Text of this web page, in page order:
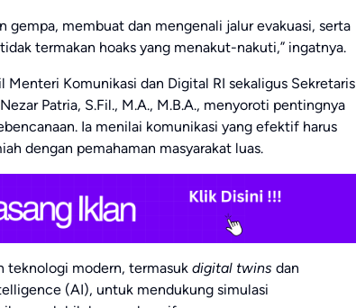
gempa, membuat dan mengenali jalur evakuasi, serta
termakan hoaks yang menakut-nakuti,” ingatnya.
Menteri Komunikasi dan Digital RI sekaligus Sekretaris
Patria, S.Fil., M.A., M.B.A., menyoroti pentingnya
Ia menilai komunikasi yang efektif harus
dengan pemahaman masyarakat luas.
teknologi modern, termasuk digital twins dan
(AI), untuk mendukung simulasi